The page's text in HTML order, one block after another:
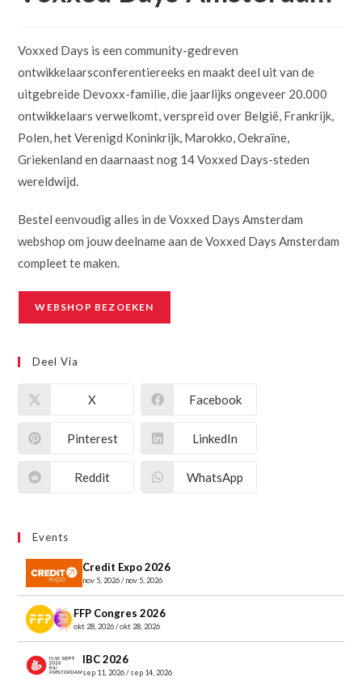
Voxxed Days is een community-gedreven
ontwikkelaarsconferentiereeks en maakt deel uit van de
uitgebreide Devoxx-familie, die jaarlijks ongeveer 20.000
ontwikkelaars verwelkomt, verspreid over België, Frankrijk,
Polen, het Verenigd Koninkrijk, Marokko, Oekraïne,
Griekenland en daarnaast nog 14 Voxxed Days-steden
wereldwijd.
Bestel eenvoudig alles in de Voxxed Days Amsterdam
webshop om jouw deelname aan de Voxxed Days Amsterdam
compleet te maken.
WEBSHOP BEZOEKEN
Deel Via
X Facebook
Pinterest LinkedIn
Reddit WhatsApp
Events
Credit Expo 2026
nov 5, 2026 / nov 5, 2026
FFP Congres 2026
okt 28, 2026 / okt 28, 2026
IBC 2026
sep 11, 2026 / sep 14, 2026